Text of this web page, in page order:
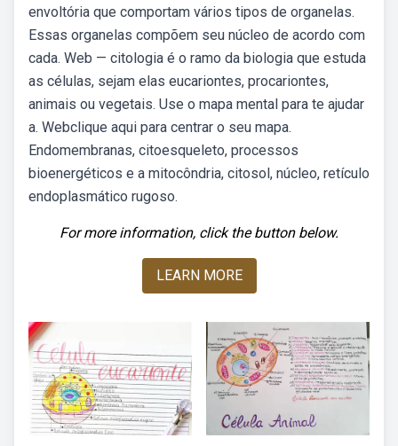
envoltória que comportam vários tipos de organelas.
Essas organelas compõem seu núcleo de acordo com
cada. Web — citologia é o ramo da biologia que estuda
as células, sejam elas eucariontes, procariontes,
animais ou vegetais. Use o mapa mental para te ajudar
a. Webclique aqui para centrar o seu mapa.
Endomembranas, citoesqueleto, processos
bioenergéticos e a mitocôndria, citosol, núcleo, retículo
endoplasmático rugoso.
For more information, click the button below.
LEARN MORE